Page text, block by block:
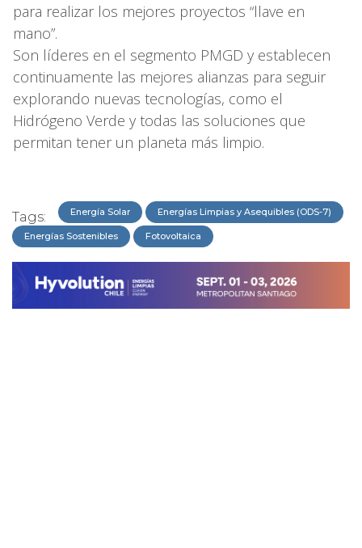
para realizar los mejores proyectos “llave en
mano”.
Son líderes en el segmento PMGD y establecen
continuamente las mejores alianzas para seguir
explorando nuevas tecnologías, como el
Hidrógeno Verde y todas las soluciones que
permitan tener un planeta más limpio.
Tags: Energía Solar Energías Limpias y Asequibles (ODS-7)
Energías Sostenibles Fotovoltaica